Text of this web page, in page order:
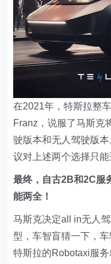
在2021年，特斯拉整
Franz，说服了马斯克
驶版本和无人驾驶版
议对上述两个选择只能
最终，自古2B和2C服
能两全！
马斯克决定all in无人
型，车智盲猜一下，
特斯拉的Robotaxi服